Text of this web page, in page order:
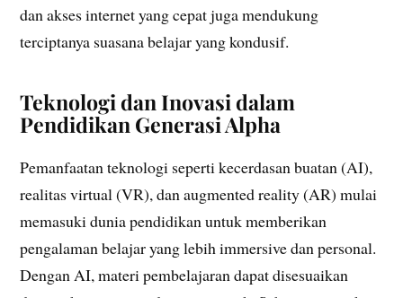
dan akses internet yang cepat juga mendukung
terciptanya suasana belajar yang kondusif.
Teknologi dan Inovasi dalam
Pendidikan Generasi Alpha
Pemanfaatan teknologi seperti kecerdasan buatan (AI),
realitas virtual (VR), dan augmented reality (AR) mulai
memasuki dunia pendidikan untuk memberikan
pengalaman belajar yang lebih immersive dan personal.
Dengan AI, materi pembelajaran dapat disesuaikan